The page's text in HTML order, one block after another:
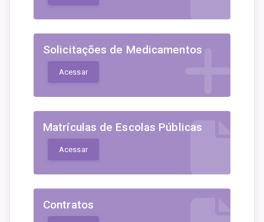
Solicitações de Medicamentos
Acessar
Matrículas de Escolas Públicas
Acessar
Contratos